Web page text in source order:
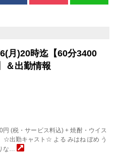
月)20時迄【60分3400
＆出勤情報
(税・サービス料込) + 焼酎・ウイス
☆出勤キャスト☆ よる みはね ぽめ う
な…